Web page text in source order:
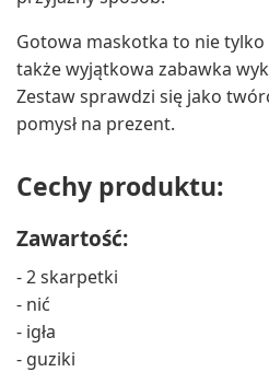
Gotowa maskotka to nie
także wyjątkowa zabawka
Zestaw sprawdzi się jako
pomysł na prezent.
Cechy produktu:
Zawartość:
- 2 skarpetki
- nić
- igła
- guziki